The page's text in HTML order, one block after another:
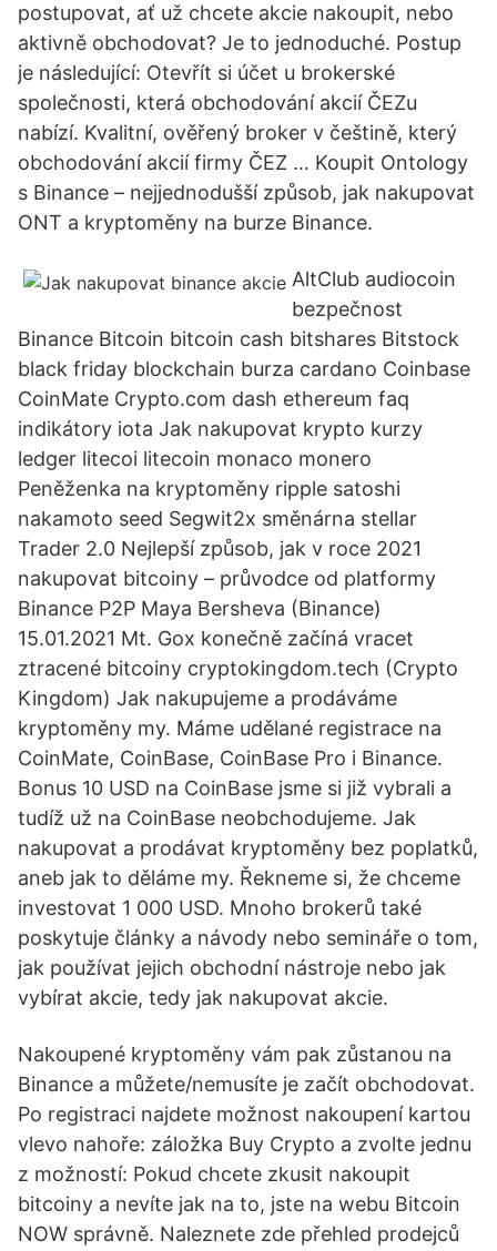
postupovat, ať už chcete akcie nakoupit, nebo
aktivně obchodovat? Je to jednoduché. Postup
je následující: Otevřít si účet u brokerské
společnosti, která obchodování akcií ČEZu
nabízí. Kvalitní, ověřený broker v češtině, který
obchodování akcií firmy ČEZ … Koupit Ontology
s Binance – nejjednodušší způsob, jak nakupovat
ONT a kryptoměny na burze Binance.
AltClub audiocoin
bezpečnost
Binance Bitcoin bitcoin cash bitshares Bitstock
black friday blockchain burza cardano Coinbase
CoinMate Crypto.com dash ethereum faq
indikátory iota Jak nakupovat krypto kurzy
ledger litecoi litecoin monaco monero
Peněženka na kryptoměny ripple satoshi
nakamoto seed Segwit2x směnárna stellar
Trader 2.0 Nejlepší způsob, jak v roce 2021
nakupovat bitcoiny – průvodce od platformy
Binance P2P Maya Bersheva (Binance)
15.01.2021 Mt. Gox konečně začíná vracet
ztracené bitcoiny cryptokingdom.tech (Crypto
Kingdom) Jak nakupujeme a prodáváme
kryptoměny my. Máme udělané registrace na
CoinMate, CoinBase, CoinBase Pro i Binance.
Bonus 10 USD na CoinBase jsme si již vybrali a
tudíž už na CoinBase neobchodujeme. Jak
nakupovat a prodávat kryptoměny bez poplatků,
aneb jak to děláme my. Řekneme si, že chceme
investovat 1 000 USD. Mnoho brokerů také
poskytuje články a návody nebo semináře o tom,
jak používat jejich obchodní nástroje nebo jak
vybírat akcie, tedy jak nakupovat akcie.
Nakoupené kryptoměny vám pak zůstanou na
Binance a můžete/nemusíte je začít obchodovat.
Po registraci najdete možnost nakoupení kartou
vlevo nahoře: záložka Buy Crypto a zvolte jednu
z možností: Pokud chcete zkusit nakoupit
bitcoiny a nevíte jak na to, jste na webu Bitcoin
NOW správně. Naleznete zde přehled prodejců